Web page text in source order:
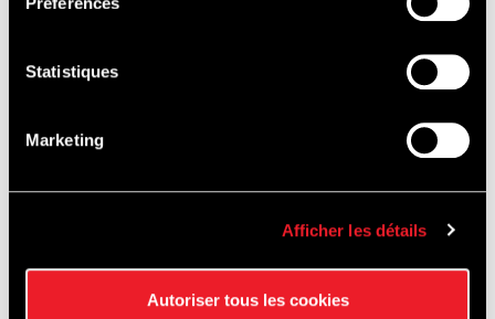
Statistiques
Marketing
Afficher les détails
Autoriser tous les cookies